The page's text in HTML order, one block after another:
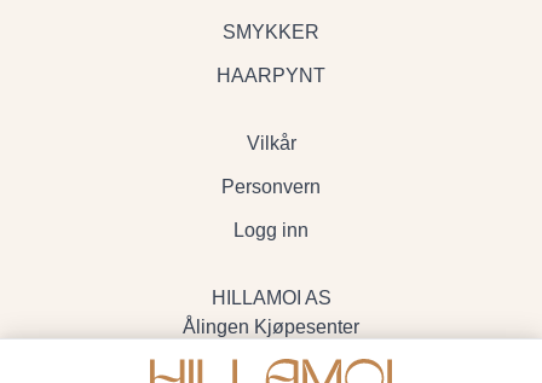
SMYKKER
HAARPYNT
Vilkår
Personvern
Logg inn
HILLAMOI AS
Ålingen Kjøpesenter
Myrenvegen 19, 3570 Ål